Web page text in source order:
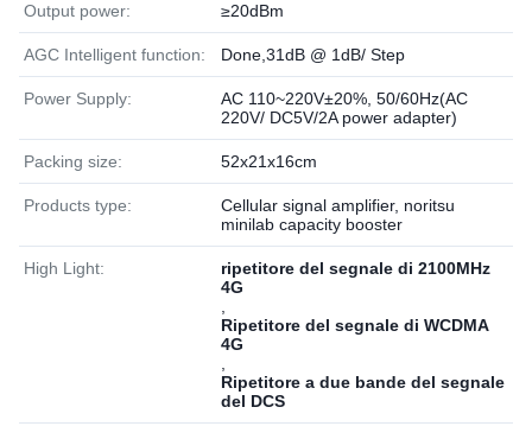
Output power: ≥20dBm
AGC Intelligent function: Done,31dB @ 1dB/ Step
Power Supply:
AC 110~220V±20%, 50/60Hz(AC
220V/ DC5V/2A power adapter)
Packing size: 52x21x16cm
Products type:
Cellular signal amplifier, noritsu
minilab capacity booster
High Light:
ripetitore del segnale di 2100MHz
4G
Ripetitore del segnale di WCDMA
4G
Ripetitore a due bande del segnale
del DCS